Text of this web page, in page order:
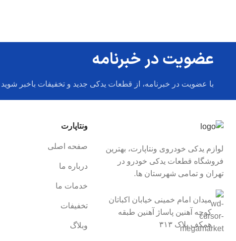
عضویت در خبرنامه
با عضویت در خبرنامه، از قطعات یدکی جدید و تخفیفات باخبر شوید
لوازم یدکی خودروی ونتاپارت، بهترین
فروشگاه قطعات یدکی خودرو در
تهران و تمامی شهرستان ها.
میدان امام خمینی خیابان اکباتان
کوچه آهنین پاساژ آهنین طبقه
همکف پلاک ۳۱۳
ونتاپارت
صفحه اصلی
درباره ما
خدمات ما
تخفیفات
وبلاگ